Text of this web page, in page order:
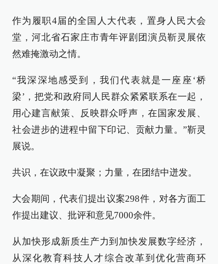
作为履职4届的全国人大代表，置身人民大会
堂，河北省石家庄市青年评剧团演员靳灵展依
然难掩激动之情。
“我深深地感受到，我们代表就是一座座‘桥
梁’，把党和政府同人民群众紧紧联系在一起，
用心建言献策、反映群众呼声，在国家发展、
社会进步的进程中留下印记、贡献力量。”靳灵
展说。
共识，在议政中凝聚；力量，在团结中迸发。
大会期间，代表们提出议案298件，对各方面工
作提出建议、批评和意见7000余件。
从加快形成新质生产力到加快发展数字经济，
从深化教育科技人才综合改革到优化营商环